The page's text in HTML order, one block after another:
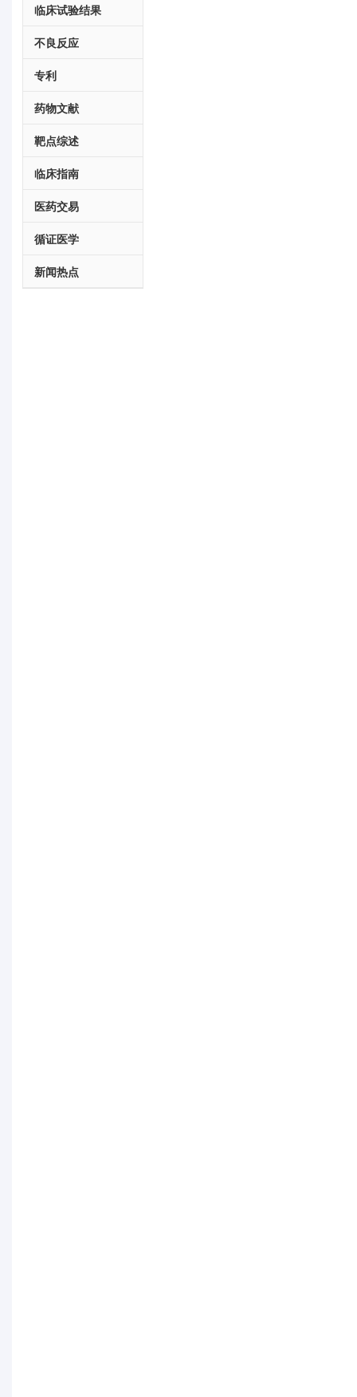
临床试验结果
不良反应
专利
药物文献
靶点综述
临床指南
医药交易
循证医学
新闻热点